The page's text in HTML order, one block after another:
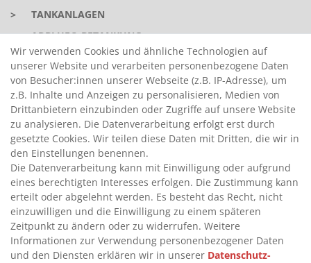
>
TANKANLAGEN
>
ADBLUE® BETANKUNG
INFORMATIONEN
>
FAQ
>
VERTRAG WIDERRUFEN
>
WIDERRUFSRECHT
>
WIDERRUFSFORMULAR
>
IMPRESSUM
>
DATENSCHUTZERKLÄRUNG
>
AGB
Wir verwenden Cookies und ähnliche Technologien auf
unserer Website und verarbeiten personenbezogene Daten
von Besucher:innen unserer Webseite (z.B. IP-Adresse), um
z.B. Inhalte und Anzeigen zu personalisieren, Medien von
Drittanbietern einzubinden oder Zugriffe auf unsere Website
zu analysieren. Die Datenverarbeitung erfolgt erst durch
gesetzte Cookies. Wir teilen diese Daten mit Dritten, die wir in
den Einstellungen benennen.
Die Datenverarbeitung kann mit Einwilligung oder aufgrund
eines berechtigten Interesses erfolgen. Die Zustimmung kann
erteilt oder abgelehnt werden. Es besteht das Recht, nicht
einzuwilligen und die Einwilligung zu einem späteren
Zeitpunkt zu ändern oder zu widerrufen. Weitere
Informationen zur Verwendung personenbezogener Daten
und den Diensten erklären wir in unserer Daten­schutz­